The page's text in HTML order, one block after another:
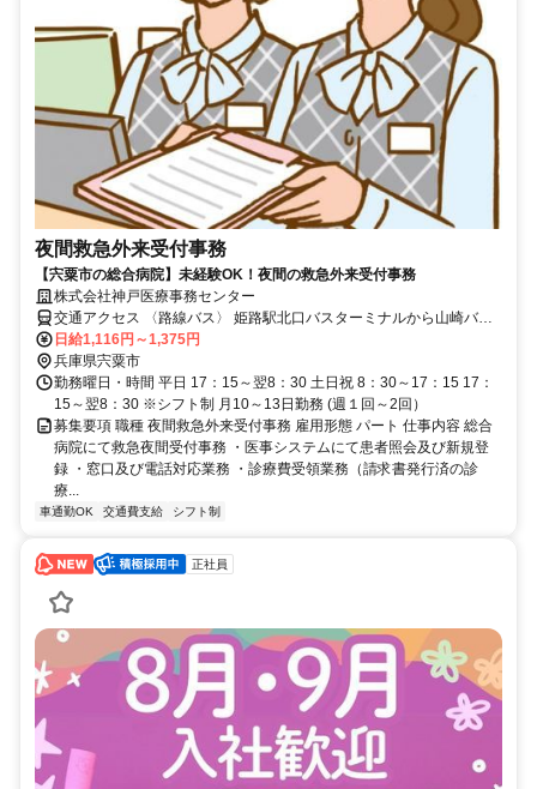
夜間救急外来受付事務
【宍粟市の総合病院】未経験OK！夜間の救急外来受付事務
株式会社神戸医療事務センター
交通アクセス 〈路線バス〉 姫路駅北口バスターミナルから山崎バス
ターミナル 4乗場から 林田 経由 山崎行 61分 4乗場から 四辻 経由 山
崎行 67分 山崎バスターミナルから病院までは徒歩5分
日給1,116円～1,375円
兵庫県宍粟市
勤務曜日・時間 平日 17：15～翌8：30 土日祝 8：30～17：15 17：
15～翌8：30 ※シフト制 月10～13日勤務 (週１回～2回）
募集要項 職種 夜間救急外来受付事務 雇用形態 パート 仕事内容 総合
病院にて救急夜間受付事務 ・医事システムにて患者照会及び新規登
録 ・窓口及び電話対応業務 ・診療費受領業務（請求書発行済の診
療...
車通勤OK 交通費支給 シフト制
正社員